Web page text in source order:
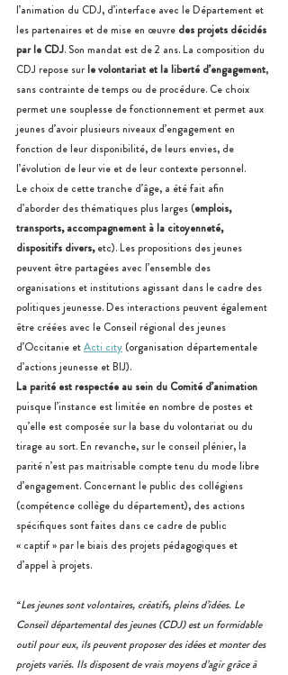
l’animation du CDJ, d’interface avec le Département et
les partenaires et de mise en œuvre des projets décidés
par le CDJ. Son mandat est de 2 ans. La composition du
CDJ repose sur le volontariat et la liberté d’engagement,
sans contrainte de temps ou de procédure. Ce choix
permet une souplesse de fonctionnement et permet aux
jeunes d’avoir plusieurs niveaux d’engagement en
fonction de leur disponibilité, de leurs envies, de
l’évolution de leur vie et de leur contexte personnel.
Le choix de cette tranche d’âge, a été fait afin
d’aborder des thématiques plus larges (emplois,
transports, accompagnement à la citoyenneté,
dispositifs divers, etc). Les propositions des jeunes
peuvent être partagées avec l’ensemble des
organisations et institutions agissant dans le cadre des
politiques jeunesse. Des interactions peuvent également
être créées avec le Conseil régional des jeunes
d’Occitanie et Acti city (organisation départementale
d’actions jeunesse et BIJ).
La parité est respectée au sein du Comité d’animation
puisque l’instance est limitée en nombre de postes et
qu’elle est composée sur la base du volontariat ou du
tirage au sort. En revanche, sur le conseil plénier, la
parité n’est pas maitrisable compte tenu du mode libre
d’engagement. Concernant le public des collégiens
(compétence collège du département), des actions
spécifiques sont faites dans ce cadre de public
« captif » par le biais des projets pédagogiques et
d’appel à projets.
“Les jeunes sont volontaires, créatifs, pleins d’idées. Le
Conseil départemental des jeunes (CDJ) est un formidable
outil pour eux, ils peuvent proposer des idées et monter des
projets variés. Ils disposent de vrais moyens d’agir grâce à